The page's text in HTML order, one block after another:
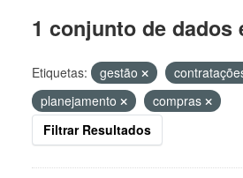
1 conjunto de dados
Etiquetas: gestão
planejamento
compras
Filtrar Resultados